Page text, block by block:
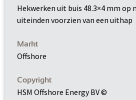
Hekwerken uit buis 48.3×4 mm op
uiteinden voorzien van een uithap
Markt
Offshore
Copyright
HSM Offshore Energy BV ©